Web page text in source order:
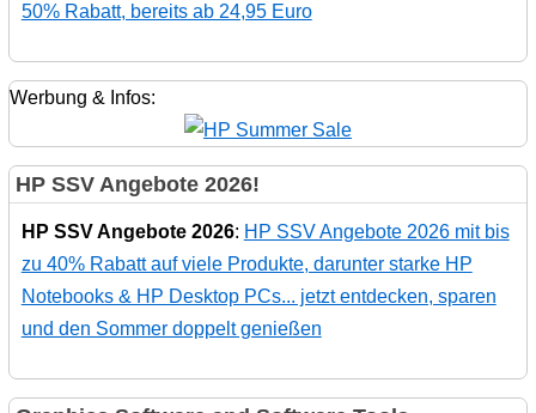
50% Rabatt, bereits ab 24,95 Euro
Werbung & Infos:
HP SSV Angebote 2026!
HP SSV Angebote 2026: HP SSV Angebote 2026 mit bis
zu 40% Rabatt auf viele Produkte, darunter starke HP
Notebooks & HP Desktop PCs... jetzt entdecken, sparen
und den Sommer doppelt genießen